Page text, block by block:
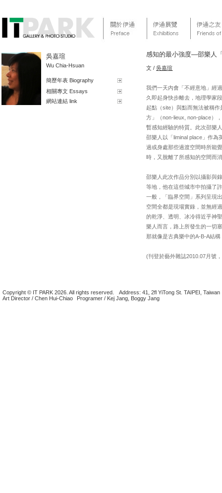
吳嘉瑄
Wu Chia-Hsuan
簡歷年表 Biography
相關專文 Essays
網站連結 link
感知的最小強度—邵樂人
文 /吳嘉瑄
我們一天內會「不經意地」經
久即起身快步離去，地理學家
起點（site）與點而無法被稱
方」（non-lieux, non-place）
暫感知經驗的特質。此次邵樂
邵樂人以「liminal place」作
過或身處那些過渡空間時所能
時，又脫離了所感知的空間而
邵樂人此次作品分別以攝影與
等地，他在這些城市中拍攝了
一般，「臨界空間」系列呈現
空間全都是現場實錄，並無經
的乾淨、透明、冰冷得近乎神
樂人而言，路上所發生的一切
那就像是古典樂中的A-B-A結
(刊登於藝外雜誌2010.07月號
Copyright © IT PARK 2026. All rights reserved.
Address: 41, 2fl YiTong St. TAIPEI, Taiwan
Art Director / Chen Hui-Chiao
Programer / Kej Jang, Boggy Jang